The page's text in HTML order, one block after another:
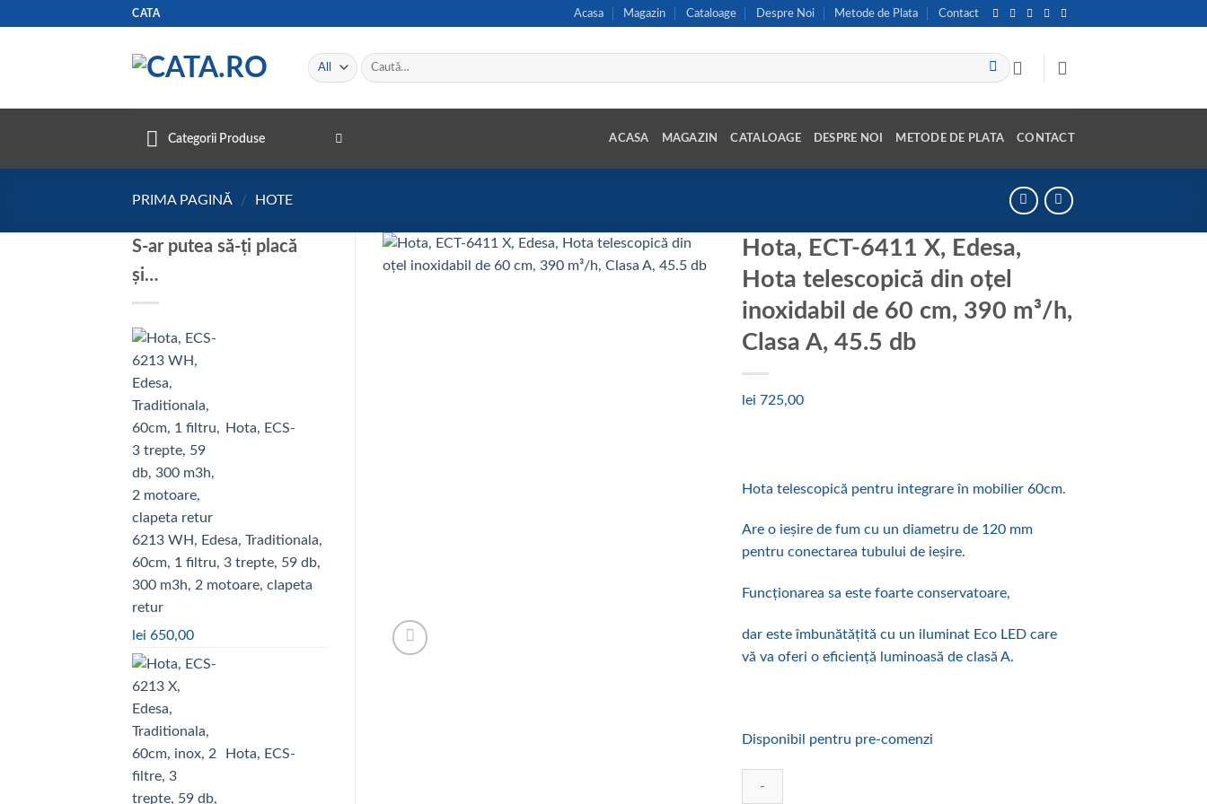
CATA Acasa Magazin Cataloage Despre Noi Metode de Plata Contact
Caută
după:
Categorii Produse ACASA MAGAZIN CATALOAGE DESPRE NOI METODE DE PLATA CONTACT
PRIMA PAGINĂ / HOTE
S-ar putea să-ți placă
și…
Hota, ECS-
6213 WH, Edesa, Traditionala,
60cm, 1 filtru, 3 trepte, 59 db,
300 m3h, 2 motoare, clapeta
retur
lei 650,00
Hota, ECS-
Hota, ECT-6411 X, Edesa,
Hota telescopică din oțel
inoxidabil de 60 cm, 390 m³/h,
Clasa A, 45.5 db
lei 725,00
Hota telescopică pentru integrare în mobilier 60cm.
Are o ieșire de fum cu un diametru de 120 mm
pentru conectarea tubului de ieșire.
Funcționarea sa este foarte conservatoare,
dar este îmbunătățită cu un iluminat Eco LED care
vă va oferi o eficiență luminoasă de clasă A.
Disponibil pentru pre-comenzi